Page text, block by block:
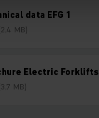
data EFG 1
MB)
Electric Forklifts
MB)